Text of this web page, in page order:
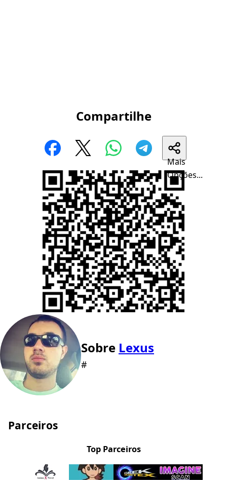
Compartilhe
Mais
Opções...
Sobre Lexus
#
Parceiros
Top Parceiros